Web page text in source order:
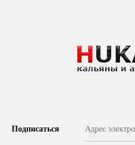
Подписаться